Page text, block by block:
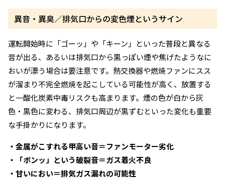
異音・異臭／排気口からの変色煙というサイン
運転開始時に「ゴーッ」や「キーン」といった普段と異なる
音が出る、あるいは排気口から黒っぽい煙や焦げたようなに
おいが漂う場合は要注意です。熱交換器や燃焼ファンにスス
が溜まり不完全燃焼を起こしている可能性が高く、放置する
と一酸化炭素中毒リスクも高まります。煙の色が白から灰
色・黒色に変わる、排気口周辺が黒ずむといった変化も重要
な手掛かりになります。
・金属がこすれる甲高い音＝ファンモーター劣化
・「ボンッ」という破裂音＝ガス着火不良
・甘いにおい＝排気ガス漏れの可能性